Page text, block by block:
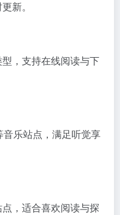
新。
，支持在线阅读与下
乐站点，满足听觉享
，适合喜欢阅读与探